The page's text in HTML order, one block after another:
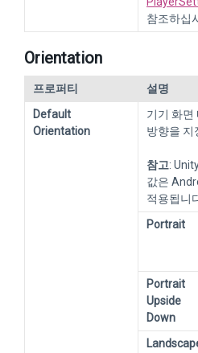
참조하십
Orientation
프로퍼티
설명
Default
Orientation
기기 화면
방향을 지
참고:
값은
적용됩니
Portrait
Portrait
Upside
Down